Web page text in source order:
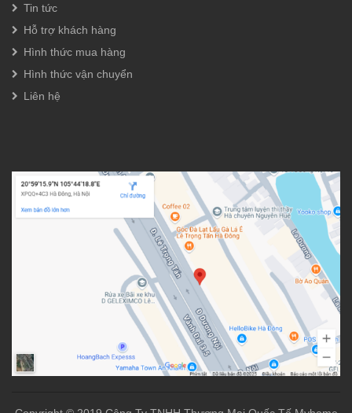
Tin tức
Hỗ trợ khách hàng
Hình thức mua hàng
Hình thức vận chuyển
Liên hệ